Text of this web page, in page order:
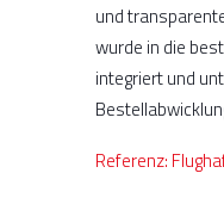
und
wurde in die
integriert und
Referenz: